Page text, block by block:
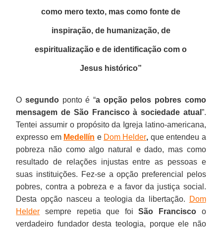
como mero texto, mas como fonte de
inspiração, de humanização, de
espiritualização e de identificação com o
Jesus histórico”
Osegundo ponto é “a opção pelos pobres como
mensagem de São Francisco à sociedade atual ”.
Tentei assumir o propósito da Igreja latino-americana,
expresso em Medellín e Dom Helder, que entendeu a
pobreza não como algo natural e dado, mas como
resultado de relações injustas entre as pessoas e
suas instituições. Fez-se a opção preferencial pelos
pobres, contra a pobreza e a favor da justiça social.
Desta opção nasceu a teologia da libertação.
Dom
Helder sempre repetia que foiSão Francisco o
verdadeiro fundador desta teologia, porque ele não